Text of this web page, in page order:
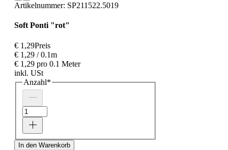
Artikelnummer: SP211522.5019
Soft Ponti "rot"
€ 1,29Preis
€ 1,29 /0.1m
€ 1,29 pro 0.1 Meter
inkl. USt
Anzahl*
In den Warenkorb